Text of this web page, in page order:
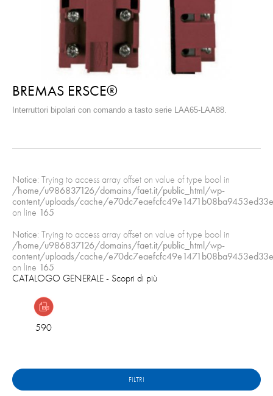
BREMAS ERSCE®
Interruttori bipolari con comando a tasto serie LAA65-LAA88.
Notice: Trying to access array offset on value of type bool in
/home/u986837126/domains/faet.it/public_html/wp-
content/uploads/cache/
on line 165
Notice: Trying to access array offset on value of type bool in
/home/u986837126/domains/faet.it/public_html/wp-
content/uploads/cache/
on line 165
CATALOGO GENERALE- Scopri di più
590
FILTRI